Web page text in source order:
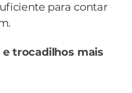
para contar
e trocadilhos mais